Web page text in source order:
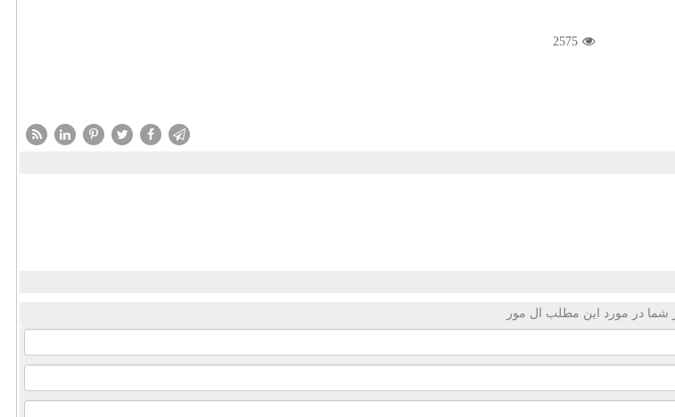
2575
شما در مورد این مطلب ال مور